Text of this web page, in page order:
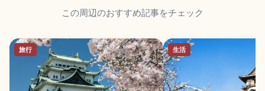
この周辺のおすすめ記事をチェック
旅行 生活